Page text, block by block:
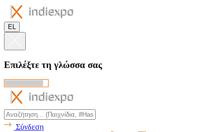
EL
Επιλέξτε τη γλώσσα σας
Σύνδεση